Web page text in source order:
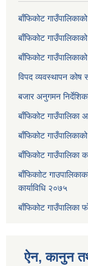
बाँफिकोट
बाँफिकोट
बाँफिकोट
विपद व्यवस्थापन कोष
बजार अनुगमन
बाँफिकोट गाउँपालिका
बाँफिकोट
बाँफिकोट गाउँपालिका
बाँफिकाोट
कार्याविधि २०७५
बाँफिकोट गाउँपालिका
ऐन, कानुन